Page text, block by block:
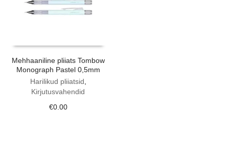
Mehhaaniline pliiats Tombow
Monograph Pastel 0,5mm
Harilikud pliiatsid
Kirjutusvahendid
€0.00